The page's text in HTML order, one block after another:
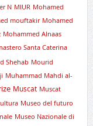
N MIUR Mohamed
mouftakir Mohamed
Mohammed Alnaas
Santa Caterina
Shehab Mourid
Muhammad Mahdi al-
Muscat Muscat
Museo del futuro
Museo Nazionale di